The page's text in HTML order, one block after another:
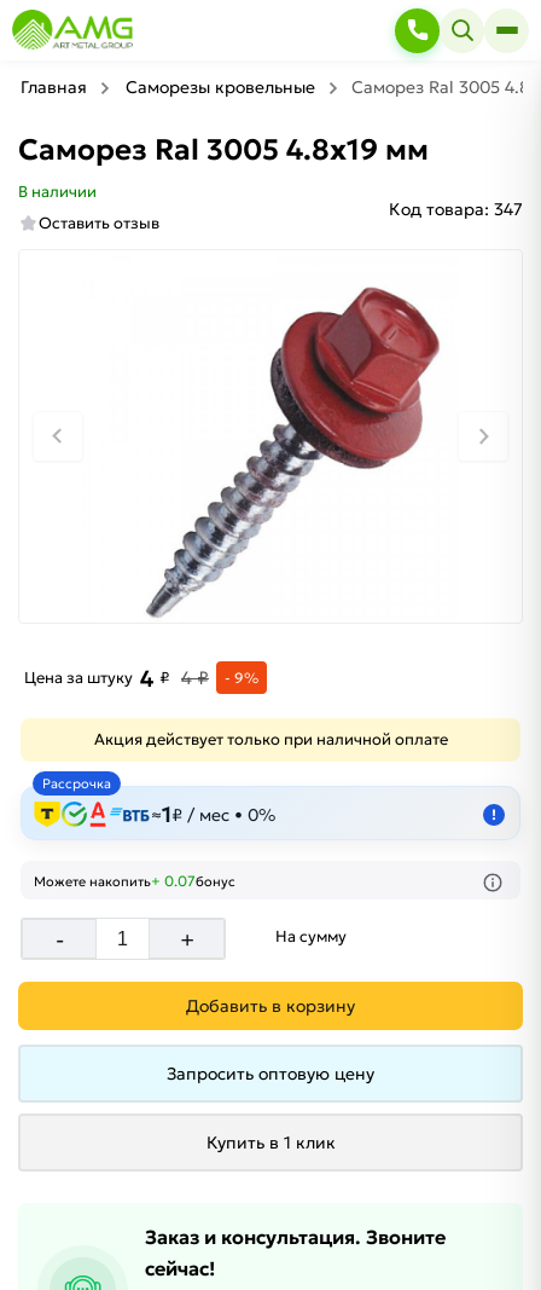
Главная Саморезы кровельные Саморез Ral 3005
Саморез Ral 3005 4.8х19 мм
В наличии
Оставить отзыв
Код товара: 347
Цена за штуку 4 ₽ 4 ₽ - 9%
Акция действует только при наличной оплате
Рассрочка
≈1₽ / мес • 0% !
Можете накопить+ 0.07бонус
- + На сумму
Добавить в корзину
Запросить оптовую цену
Купить в 1 клик
Заказ и консультация. Звоните
сейчас!